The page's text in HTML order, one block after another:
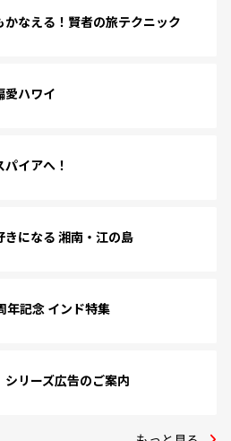
かなえる！賢者の旅テクニック
ハワイ
イアへ！
になる 湘南・江の島
年記念 インド特集
シリーズ広告のご案内